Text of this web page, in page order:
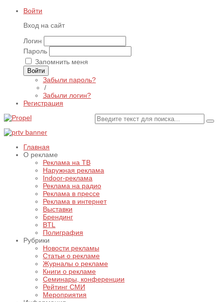
Войти
Вход на сайт
Логин
Пароль
Запомнить меня
Войти
Забыли пароль?
/
Забыли логин?
Регистрация
Главная
О рекламе
Реклама на ТВ
Наружная реклама
Indoor-реклама
Реклама на радио
Реклама в прессе
Реклама в интернет
Выставки
Брендинг
BTL
Полиграфия
Рубрики
Новости рекламы
Статьи о рекламе
Журналы о рекламе
Книги о рекламе
Семинары, конференции
Рейтинг СМИ
Мероприятия